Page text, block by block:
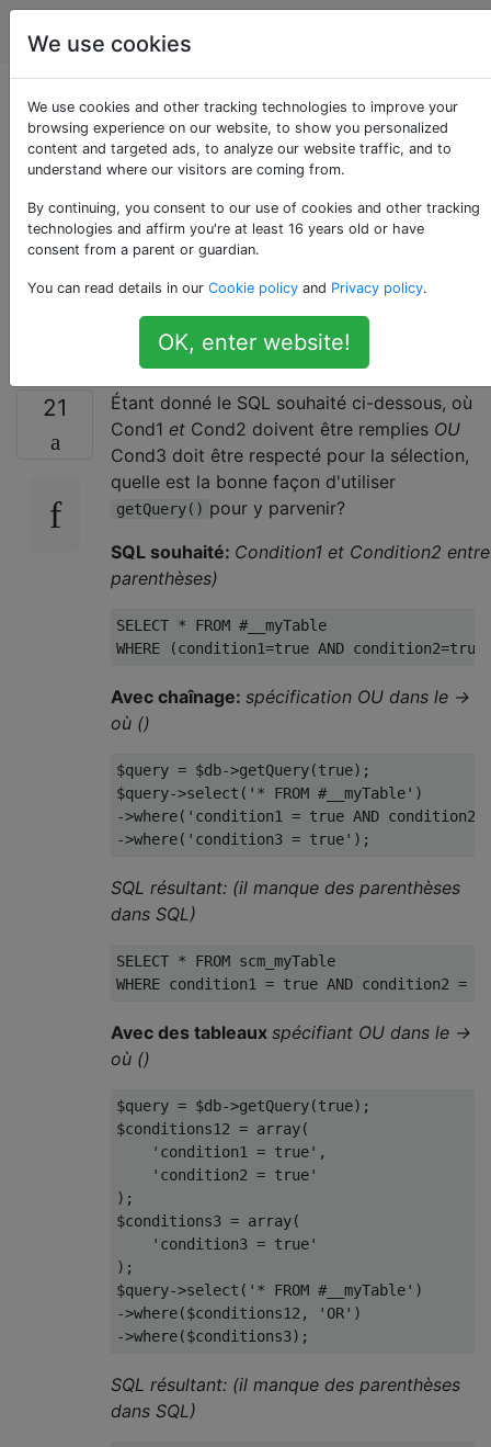
Joomla
Comment combiner
des AND et des OR
dans la clause
WHERE à l'aide d'un
objet de requête?
21
Étant donné le SQL souhaité ci-dessous, où
Cond1 et Cond2 doivent être remplies OU
Cond3 doit être respecté pour la sélection,
quelle est la bonne façon d'utiliser
getQuery() pour y parvenir?
SQL souhaité: Condition1 et Condition2 entre
parenthèses)
SELECT * FROM #__myTable
Avec chaînage: spécification OU dans le ->
où ()
$query = $db->getQuery(true);
$query->select('* FROM #__myTable')
->where('condition1 = true AND
SQL résultant: (il manque des parenthèses
dans SQL)
SELECT * FROM scm_myTable
Avec des tableaux spécifiant OU dans le ->
où ()
$query = $db->getQuery(true);
$conditions12 = array(
    'condition1 = true',
    'condition2 = true'
);
$conditions3 = array(
    'condition3 = true'
);
$query->select('* FROM #__myTable')
->where($conditions12, 'OR')
SQL résultant: (il manque des parenthèses
dans SQL)
We use cookies
We use cookies and other tracking technologies to improve your
browsing experience on our website, to show you personalized
content and targeted ads, to analyze our website traffic, and to
understand where our visitors are coming from.
By continuing, you consent to our use of cookies and other tracking
technologies and affirm you're at least 16 years old or have
consent from a parent or guardian.
You can read details in our Cookie policy and Privacy policy.
OK, enter website!